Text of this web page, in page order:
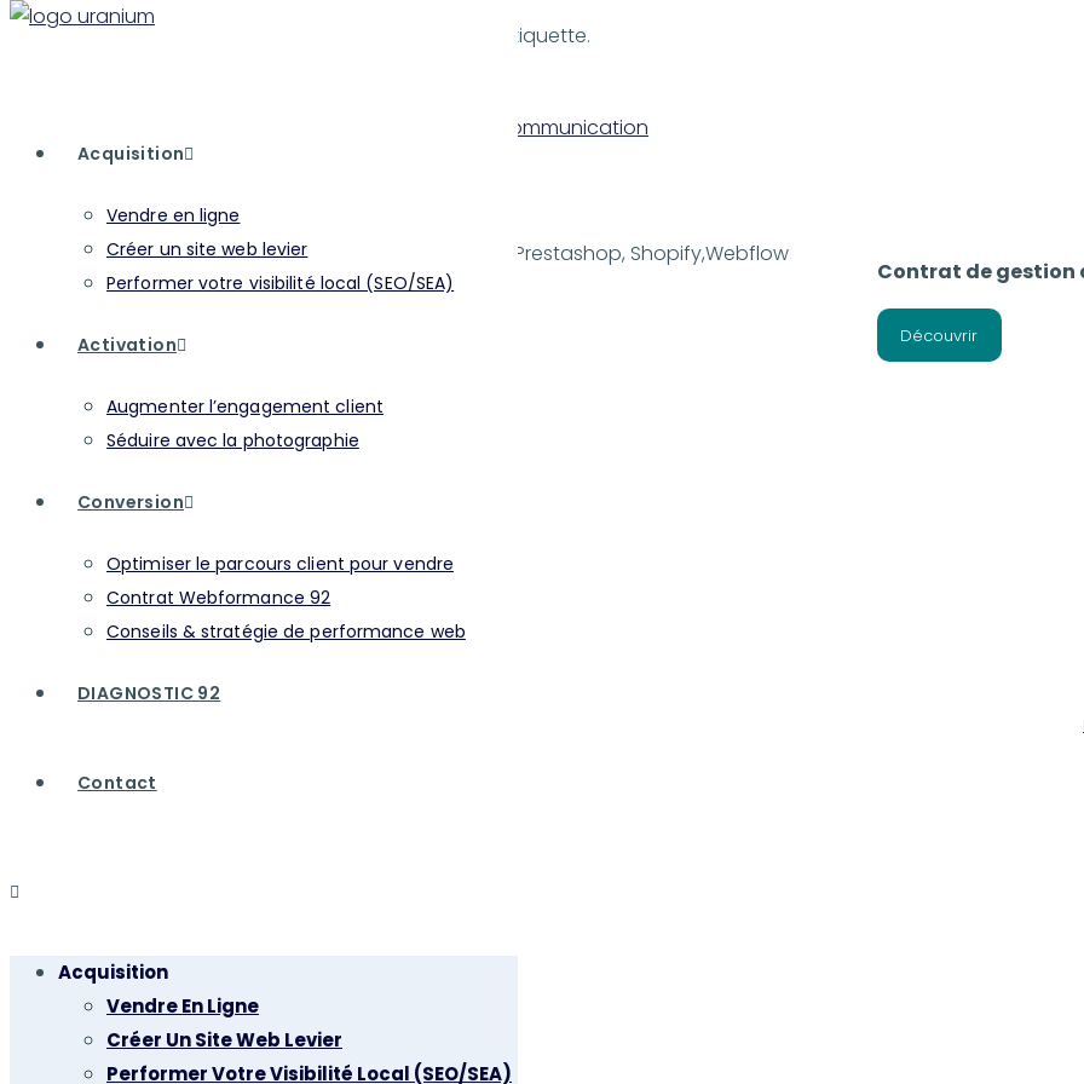
Skip
Acquisition
Vendre en ligne
Créer un site web levier
Performer votre visibilité local (SEO/SEA)
Activation
Augmenter l’engagement client
Séduire avec la photographie
Conversion
Optimiser le parcours client pour vendre
Contrat Webformance 92
Conseils & stratégie de performance web
DIAGNOSTIC 92
Contact
Acquisition
Vendre En Ligne
Créer Un Site Web Levier
Performer Votre Visibilité Local (SEO/SEA)
Il n’y a aucun article publié actuellement sous cette étiquette.
Photographie de produit : Un atout pour votre communication
Contrat de gestion
Découvrir
e-commerce photographie produit
Bld de Strasbourg 83000 Toulon
contact@agenceuranium.fr
2026 © Uranium marketing